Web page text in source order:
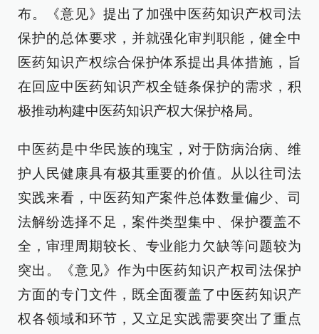
布。《意见》提出了加强中医药知识产权司法
保护的总体要求，并就强化审判职能，健全中
医药知识产权综合保护体系提出具体措施，旨
在回应中医药知识产权全链条保护的需求，积
极推动构建中医药知识产权大保护格局。
中医药是中华民族的瑰宝，对于防病治病、维
护人民健康具有极其重要的价值。从以往司法
实践来看，中医药知产案件总体数量偏少、司
法解纷选择不足，案件类型集中、保护覆盖不
全，审理周期较长、专业能力欠缺等问题较为
突出。《意见》作为中医药知识产权司法保护
方面的专门文件，既全面覆盖了中医药知识产
权各领域和环节，又立足实践需要突出了重点